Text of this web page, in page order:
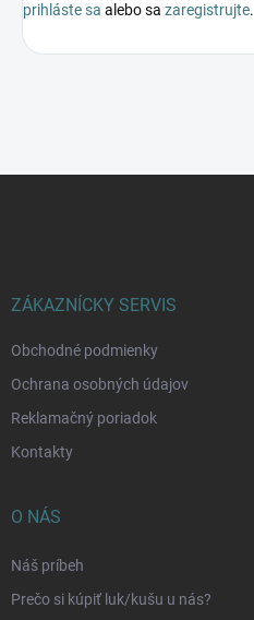
prihláste sa alebo sa zaregistrujte.
ZÁKAZNÍCKY SERVIS
Obchodné podmienky
Ochrana osobných údajov
Reklamačný poriadok
Kontakty
O NÁS
Náš príbeh
Prečo si kúpiť luk/kušu u nás?